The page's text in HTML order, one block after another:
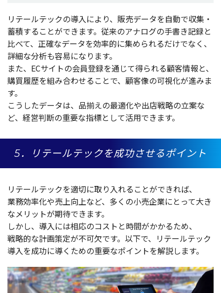
リテールテックの導入 により、 販売データを自動で収集 ・
蓄積することができます。 従来のアナログの手書き記録と
比べて、 正確なデータを効率的に集められるだけでなく、
詳細な分析も容易になります。
また、ECサイトの会員登録を通じて得られる顧客情報と、
購買履歴を組み合わせることで、 顧客像の可視化が進みま
す。
こうしたデータは、 品揃えの最適化や出店戦略の立案な
ど、 経営判断の重要な指標として活用できます。
5．リテールテックを成功させるポイント
リテールテックを適切に取り入れることができれば、
業務効率化や売上向上など、多くの小売企業にとって大き
なメリットが期待できます。
しかし、 導入 には相応のコスト と時間がかかるため、
戦略的な計画策定が不可欠です。 以下で、 リテールテック
導入を成功に導くための重要なポイントを解説します。